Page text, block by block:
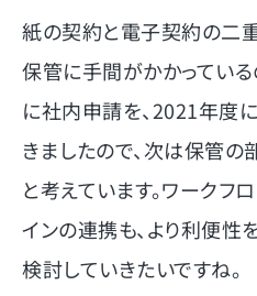
紙の契約と電子契約の二
保管に手間がかかってい
に社内申請を、2021年度
きましたので、次は保管
と考えています。ワークフ
インの連携も、より利便性
検討していきたいですね。